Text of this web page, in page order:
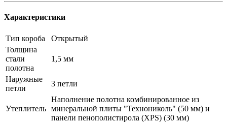
Характеристики
Тип короба
Открытый
Толщина
стали
полотна
1,5 мм
Наружные
петли
3 петли
Утеплитель
Наполнение полотна комбинированное из
минеральной плиты "Технониколь" (50 мм) и
панели пенополистирола (XPS) (30 мм)